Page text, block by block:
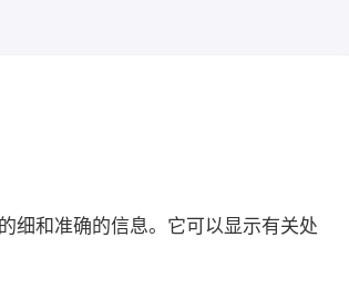
细和准确的信息。它可以显示有关处